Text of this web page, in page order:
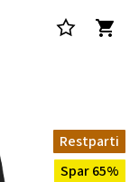
Restparti
Spar 65%